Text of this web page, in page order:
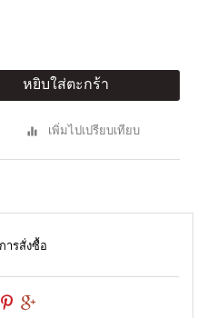
หยิบใส่ตะกร้า
เพิ่มไปเปรียบเทียบ
ารสั่งซื้อ